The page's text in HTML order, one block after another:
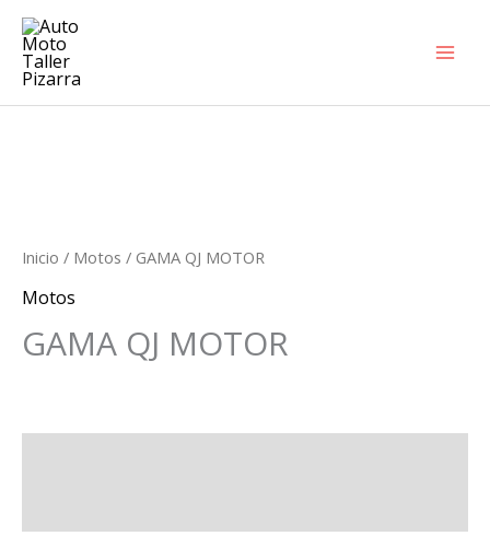
contenido
Inicio / Motos / GAMA QJ MOTOR
Motos
GAMA QJ MOTOR